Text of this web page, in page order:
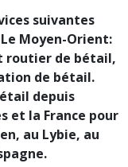
suivantes
Moyen-Orient:
routier de bétail,
de bétail.
depuis
et la France pour
au Lybie, au